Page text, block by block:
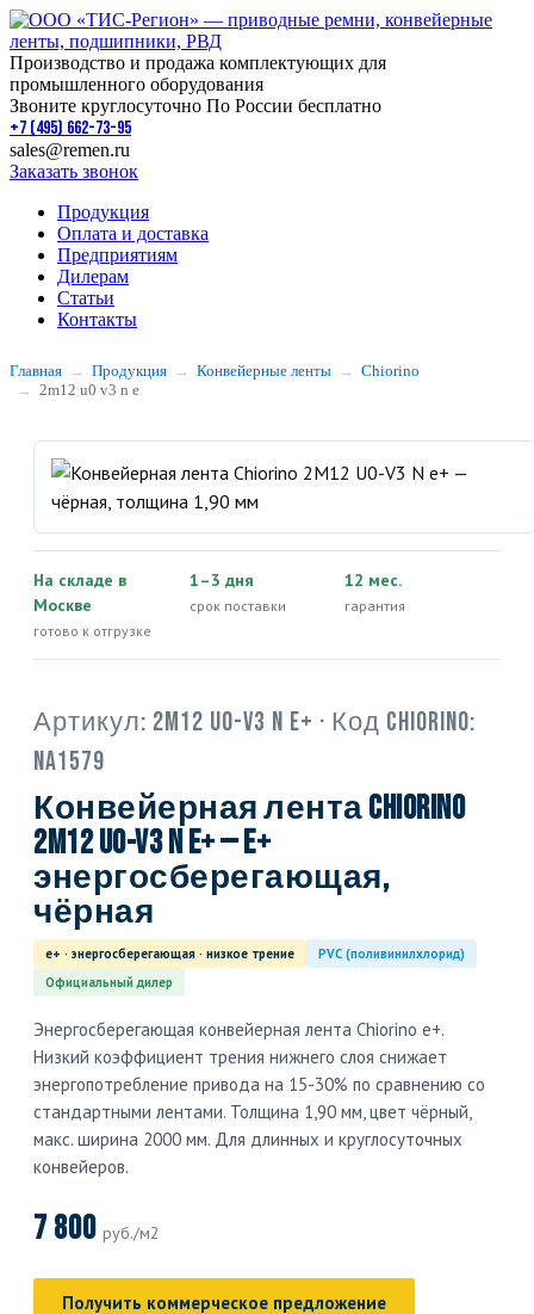
Производство и продажа комплектующих для
промышленного оборудования
Звоните круглосуточно По России бесплатно
+7 (495) 662-73-95
sales@remen.ru
Заказать звонок
Продукция
Оплата и доставка
Предприятиям
Дилерам
Статьи
Контакты
Главная Продукция Конвейерные ленты
Chiorino
2m12 u0 v3 n e
На складе в
Москве
готово к отгрузке
1–3 дня
срок поставки
12 мес.
гарантия
Артикул: 2M12 U0-V3 N e+ · Код Chiorino:
NA1579
Конвейерная лента Chiorino
2M12 U0-V3 N e+ — e+
энергосберегающая,
чёрная
e+ · энергосберегающая · низкое трение
PVC (поливинилхлорид)
Официальный дилер
Энергосберегающая конвейерная лента Chiorino e+.
Низкий коэффициент трения нижнего слоя снижает
энергопотребление привода на 15-30% по сравнению со
стандартными лентами. Толщина 1,90 мм, цвет чёрный,
макс. ширина 2000 мм. Для длинных и круглосуточных
конвейеров.
7 800 руб./м2
Получить коммерческое предложение